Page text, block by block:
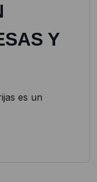
Y
es un